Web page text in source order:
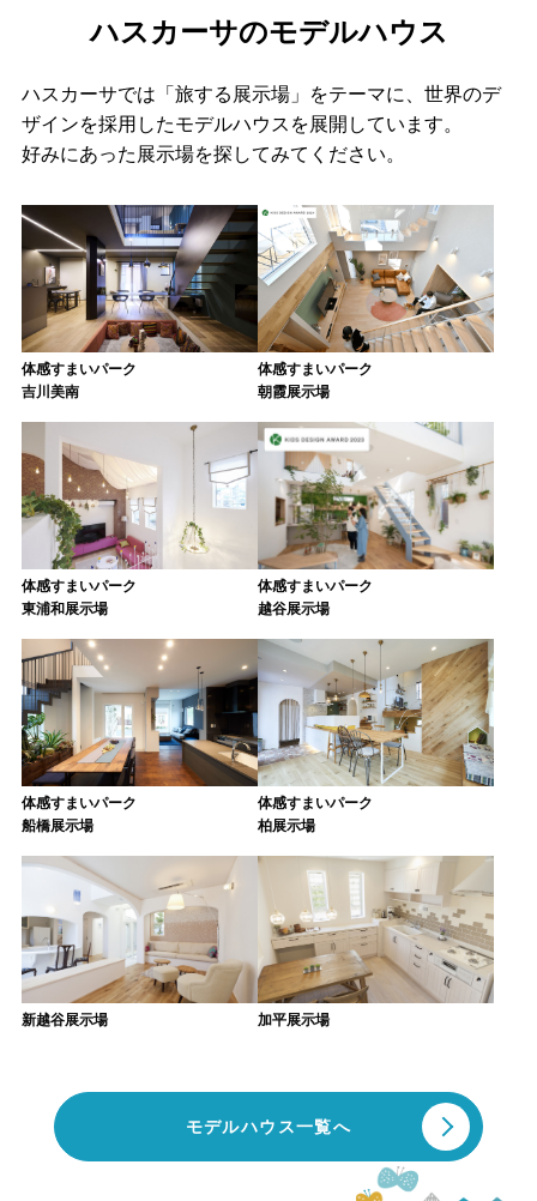
ハスカーサのモデルハウス
ハスカーサでは「旅する展示場」をテーマに、 世界のデ
ザインを採用したモデルハウスを展開しています。
好みにあった展示場を探してみてください。
モデルハウス一覧へ
体感すまいパーク
吉川美南
体感すまいパーク
朝霞展示場
体感すまいパーク
東浦和展示場
体感すまいパーク
越谷展示場
体感すまいパーク
船橋展示場
体感すまいパーク
柏展示場
新越谷展示場 加平展示場